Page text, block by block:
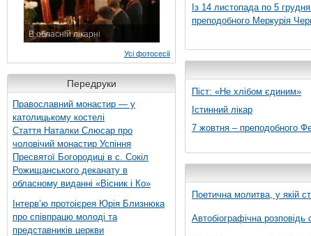
В обласній лікарні
Усі фотосесії
Передруки
Православний монастир — у
католицькому костелі
Стаття Наталки Слюсар про
чоловічий монастир Успіння
Пресвятої Богородиці в с. Сокіл
Рожищанського деканату в
обласному виданні «Вісник і Ко»
Інтерв’ю протоієрея Юрія Близнюка
про співпрацю молоді та
представників церкви
Із 14 листопада по 5
преподобного Меркурія
Піст: «Не хлібом єдиним»
Істинний лікар
7 жовтня – преподобного
Поетична молитва, у якій
Автобіографічна